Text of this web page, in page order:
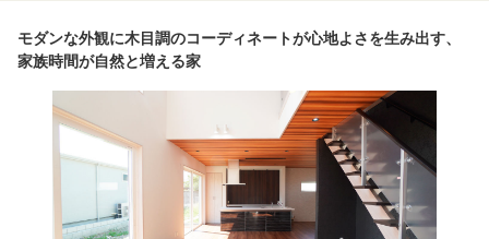
モダンな外観に木目調のコーディネートが心地よさを生み出す、
家族時間が自然と増える家